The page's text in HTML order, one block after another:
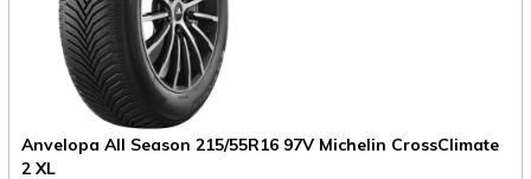
Anvelopa All Season 215/55R16 97V Michelin CrossClimate
2 XL